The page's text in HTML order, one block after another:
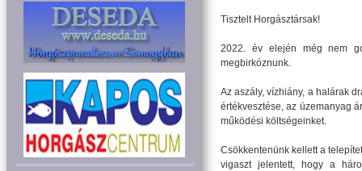
Tisztelt Horgásztársak!
2022. év elején még nem
megbirkóznunk.
Az aszály, vízhiány, a halárak
értékvesztése, az üzemanyag
működési költségeinket.
Csökkentenünk kellett a
vigaszt jelentett, hogy a